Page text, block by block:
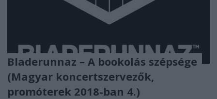
Bladerunnaz – A bookolás szépsége
(Magyar koncertszervezők,
promóterek 2018-ban 4.)